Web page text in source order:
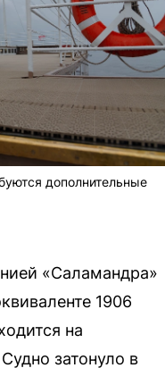
дополнительные
«Саламандра»
1906
на
затонуло в